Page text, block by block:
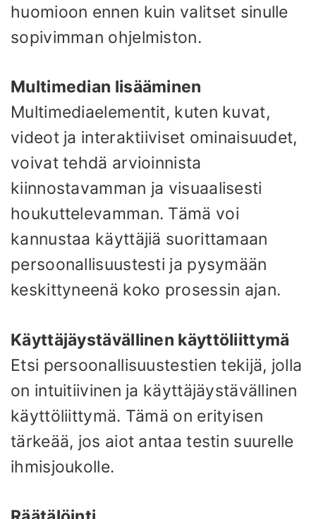
huomioon ennen kuin valitset sinulle
sopivimman ohjelmiston.
Multimedian lisääminen
Multimediaelementit, kuten kuvat,
videot ja interaktiiviset ominaisuudet,
voivat tehdä arvioinnista
kiinnostavamman ja visuaalisesti
houkuttelevamman. Tämä voi
kannustaa käyttäjiä suorittamaan
persoonallisuustesti ja pysymään
keskittyneenä koko prosessin ajan.
Käyttäjäystävällinen käyttöliittymä
Etsi persoonallisuustestien tekijä, jolla
on intuitiivinen ja käyttäjäystävällinen
käyttöliittymä. Tämä on erityisen
tärkeää, jos aiot antaa testin suurelle
ihmisjoukolle.